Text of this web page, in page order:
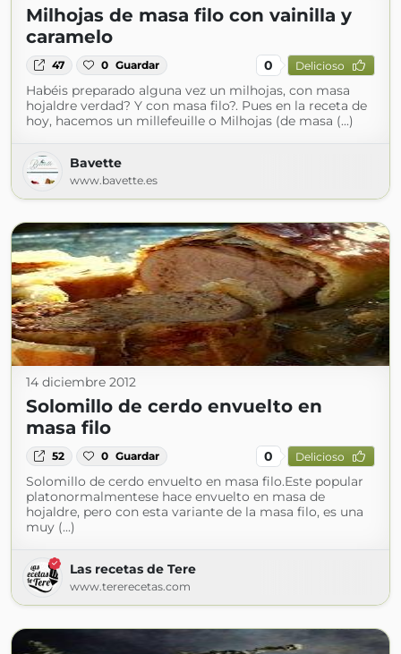
Milhojas de masa filo con vainilla y
caramelo
47 0 Guardar 0 Delicioso
Habéis preparado alguna vez un milhojas, con masa
hojaldre verdad? Y con masa filo?. Pues en la receta de
hoy, hacemos un millefeuille o Milhojas (de masa (...)
Bavette
www.bavette.es
14 diciembre 2012
Solomillo de cerdo envuelto en
masa filo
52 0 Guardar 0 Delicioso
Solomillo de cerdo envuelto en masa filo.Este popular
platonormalmentese hace envuelto en masa de
hojaldre, pero con esta variante de la masa filo, es una
muy (...)
Las recetas de Tere
www.tererecetas.com